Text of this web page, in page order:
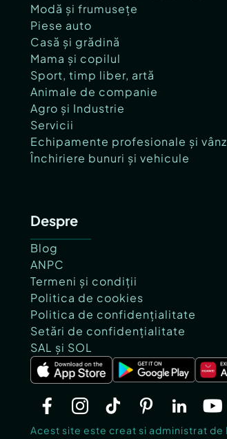
Modă și frumusețe
Piese auto
Casă și grădină
Mama și copilul
Sport, timp liber, artă
Animale de companie
Agro și Industrie
Servicii
Echipamente profesionale și
Închiriere bunuri și vehicule
Despre
Blog
ANPC
Termeni și condiții
Politica de cookies
Politica de confidențialitate
Setări de confidențialitate
SAL și SOL
Acest site este creat si administrat